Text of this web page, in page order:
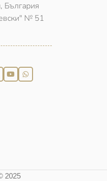
България
№ 51
2025